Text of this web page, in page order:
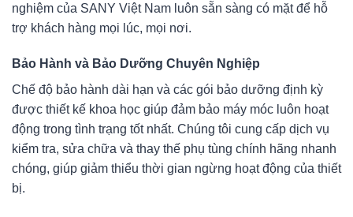
nghiệm của SANY Việt Nam luôn sẵn sàng có mặt để hỗ
trợ khách hàng mọi lúc, mọi nơi.
Bảo Hành và Bảo Dưỡng Chuyên Nghiệp
Chế độ bảo hành dài hạn và các gói bảo dưỡng định kỳ
được thiết kế khoa học giúp đảm bảo máy móc luôn hoạt
động trong tình trạng tốt nhất. Chúng tôi cung cấp dịch vụ
kiểm tra, sửa chữa và thay thế phụ tùng chính hãng nhanh
chóng, giúp giảm thiểu thời gian ngừng hoạt động của thiết
bị.